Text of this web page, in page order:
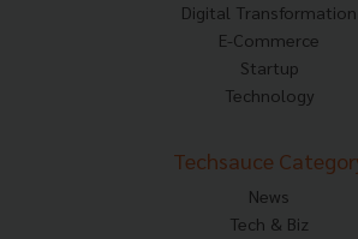
Digital Transformation
E-Commerce
Startup
Technology
Techsauce
News
Tech & Biz